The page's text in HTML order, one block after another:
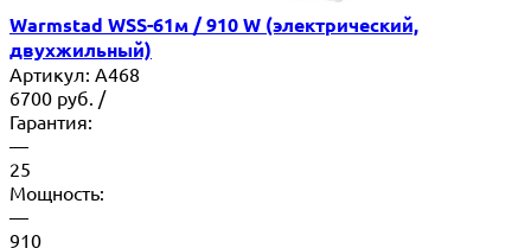
Warmstad WSS-61м / 910 W (электрический,
двухжильный)
Артикул: A468
6700 руб. /
Гарантия:
—
25
Мощность:
—
910